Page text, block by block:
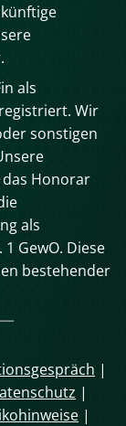
als
Wir
sonstigen
Honorar
als
GewO. Diese
bestehender
|
|
|